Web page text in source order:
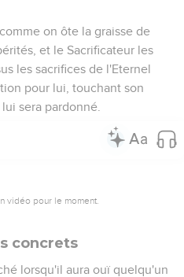
on ôte la graisse de
et le Sacrificateur les
les sacrifices de l'Eternel
pour lui, touchant son
sera pardonné.
vidéo pour le moment.
concrets
lorsqu'il aura ouï quelqu'un